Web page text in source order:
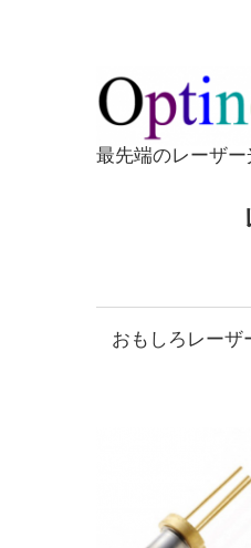
テ
ン
ツ
プ
最先端のレーザ
おもしろレーザ